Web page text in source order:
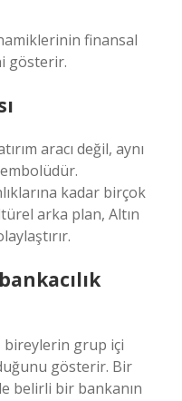
finansal
gösterir.
aracı değil, aynı
kadar birçok
arka plan, Altın
bireylerin grup içi
gösterir. Bir
belirli bir bankanın